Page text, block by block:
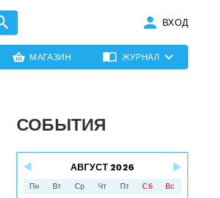
ВХОД
МАГАЗИН ЖУРНАЛ
СОБЫТИЯ
АВГУСТ 2026
Пн Вт Ср Чт Пт Сб Вс